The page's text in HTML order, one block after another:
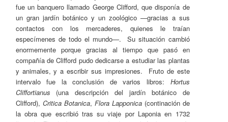
fue un banquero llamado George Clifford, que disponía de
un gran jardín botánico y un zoológico —gracias a sus
contactos con los mercaderes, quienes le traían
especímenes de todo el mundo—. Su situación cambió
enormemente porque gracias al tiempo que pasó en
compañía de Clifford pudo dedicarse a estudiar las plantas
y animales, y a escribir sus impresiones. Fruto de este
intervalo fue la conclusión de varios libros: Hortus
Cliffortianus (una descripción del jardín botánico de
Clifford), Critica Botanica, Flora Lapponica(continación de
la obra que escribió tras su viaje por Laponia en 1732